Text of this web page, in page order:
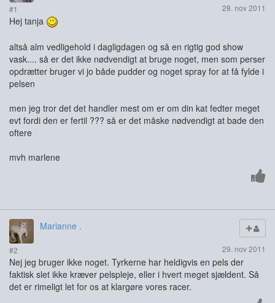
#1 28. nov 2011
Hej tanja
altså alm vedligehold i dagligdagen og så en rigtig god show
vask.... så er det ikke nødvendigt at bruge noget, men som perser
opdrætter bruger vi jo både pudder og noget spray for at få fylde i
pelsen
men jeg tror det det handler mest om er om din kat fedter meget
evt fordi den er fertil ??? så er det måske nødvendigt at bade den
oftere
mvh marlene
Marianne .
#2 29. nov 2011
Nej jeg bruger ikke noget. Tyrkerne har heldigvis en pels der
faktisk slet ikke kræver pelspleje, eller i hvert meget sjældent. Så
det er rimeligt let for os at klargøre vores racer.